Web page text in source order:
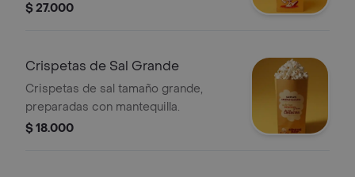
$ 27.000
Crispetas de Sal Grande
Crispetas de sal tamaño grande,
preparadas con mantequilla.
$ 18.000